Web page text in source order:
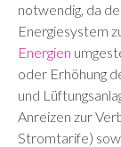
notwendig, da
Energiesystem
Energien
oder Erhöhung
und
Anreizen zur
Stromtarife)